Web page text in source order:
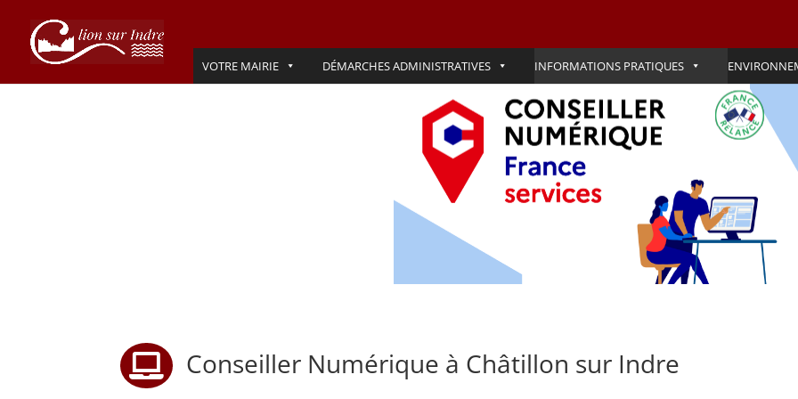
VOTRE MAIRIE DÉMARCHES ADMINISTRATIVES INFORMATIONS PRATIQUES
 Conseiller Numérique à Châtillon sur Indre